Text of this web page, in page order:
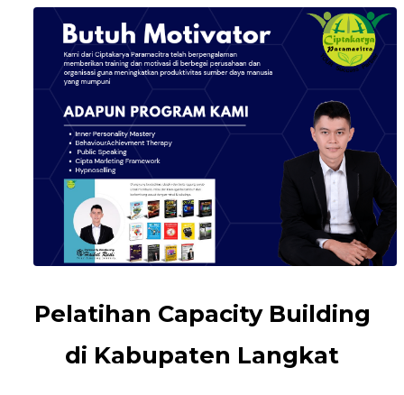
Pelatihan Capacity Building
di Kabupaten Langkat